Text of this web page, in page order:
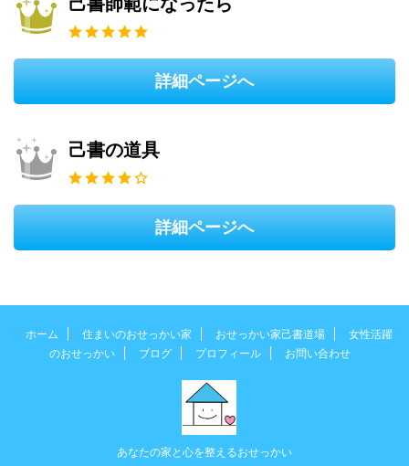
詳細ページへ
己書の道具
詳細ページへ
ホーム 住まいのおせっかい家 おせっかい家己書道場
女性活躍
のおせっかい
ブログ プロフィール お問い合わせ
あなたの家と心を整えるおせっかい